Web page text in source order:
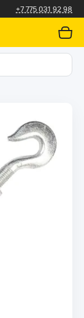
+7 775 031 92 98